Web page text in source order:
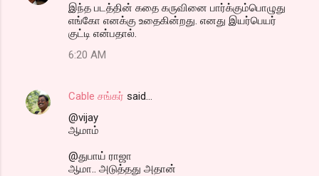
இந்த படத்தின் கதை கருவினை பார்க்கும்பொழுது
எங்கோ எனக்கு உதைகின்றது. எனது இயர்பெயர்
குட்டி என்பதால்.
6:20 AM
Cable சங்கர் said…
@vijay
ஆமாம்
@துபாய் ராஜா
ஆமா.. அடுத்தது அதான்